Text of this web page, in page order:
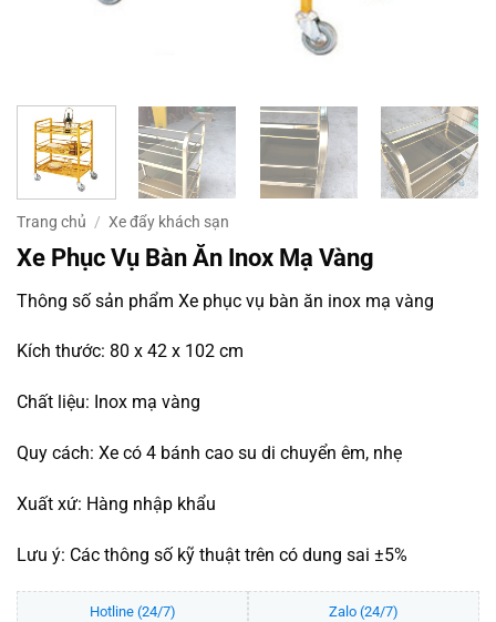
Trang chủ / Xe đẩy khách sạn
Xe Phục Vụ Bàn Ăn Inox Mạ Vàng
Thông số sản phẩm Xe phục vụ bàn ăn inox mạ vàng
Kích thước: 80 x 42 x 102 cm
Chất liệu: Inox mạ vàng
Quy cách: Xe có 4 bánh cao su di chuyển êm, nhẹ
Xuất xứ: Hàng nhập khẩu
Lưu ý: Các thông số kỹ thuật trên có dung sai ±5%
Hotline (24/7) Zalo (24/7)